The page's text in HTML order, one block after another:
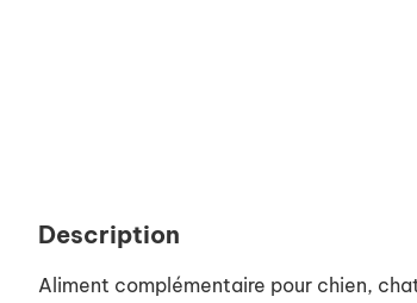
Description
Aliment complémentaire pour chien,